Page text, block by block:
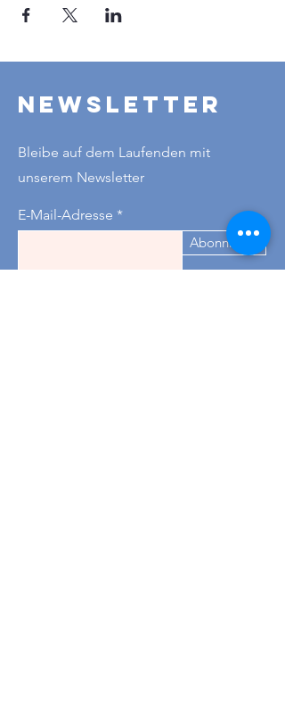
Newsletter
Bleibe auf dem Laufenden mit
unserem Newsletter
E-Mail-Adresse
Abonnieren